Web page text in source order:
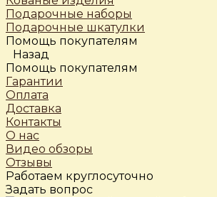
Подарочные наборы
Подарочные шкатулки
Помощь покупателям
Назад
Помощь покупателям
Гарантии
Оплата
Доставка
Контакты
О нас
Видео обзоры
Отзывы
Работаем круглосуточно
Задать вопрос